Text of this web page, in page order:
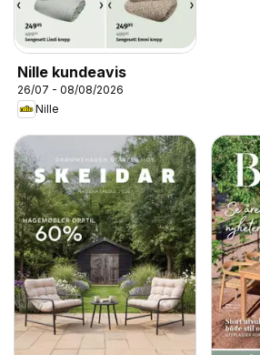
Nille kundeavis
26/07 - 08/08/2026
Nille